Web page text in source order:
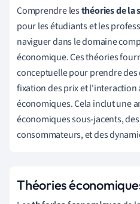
Comprendre lesthéories de la
pour les étudiants et les
naviguer dans le domaine
économique. Ces théories
conceptuelle pour prendre des
fixation des prix et l'interaction
économiques. Cela inclut une
économiques sous-jacents,
consommateurs, et des
Théories